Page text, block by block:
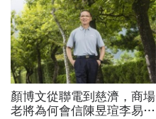
顏博文從聯電到慈濟，商場
老將為何會信陳昱瑄李易